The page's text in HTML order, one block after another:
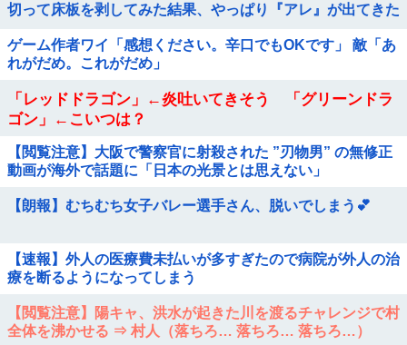
切って床板を剥してみた結果、やっぱり『アレ』が出てきた
ゲーム作者ワイ「感想ください。辛口でもOKです」 敵「あ
れがだめ。これがだめ」
「レッドドラゴン」←炎吐いてきそう 「グリーンドラ
ゴン」←こいつは？
【閲覧注意】大阪で警察官に射殺された ”刃物男” の無修正
動画が海外で話題に「日本の光景とは思えない」
【朗報】むちむち女子バレー選手さん、脱いでしまう💕
【速報】外人の医療費未払いが多すぎたので病院が外人の治
療を断るようになってしまう
【閲覧注意】陽キャ、洪水が起きた川を渡るチャレンジで村
全体を沸かせる ⇒ 村人（落ちろ… 落ちろ… 落ちろ…）